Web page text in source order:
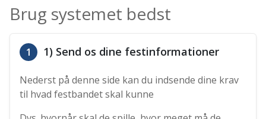
Brug systemet bedst
1 1) Send os dine festinformationer
Nederst på denne side kan du indsende dine krav
til hvad festbandet skal kunne